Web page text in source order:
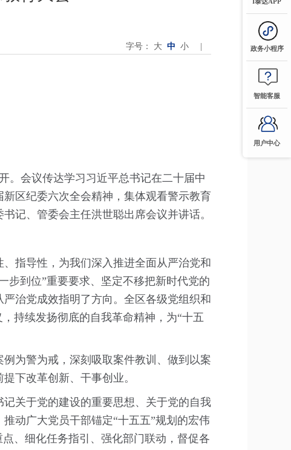
字号： 大 中 小
。会议传达学习习近平总书记在二十届中
区纪委六次全会精神，集体观看警示教育
记、管委会主任洪世聪出席会议并讲话。
指导性，为我们深入推进全面从严治党和
步到位”重要要求、坚定不移把新时代党的
治党成效指明了方向。全区各级党组织和
持续发扬彻底的自我革命精神，为“十五
为警为戒，深刻吸取案件教训、做到以案
下改革创新、干事创业。
关于党的建设的重要思想、关于党的自我
动广大党员干部锚定“十五五”规划的宏伟
、细化任务指引、强化部门联动，督促各
政务小程序
智能客服
用户中心